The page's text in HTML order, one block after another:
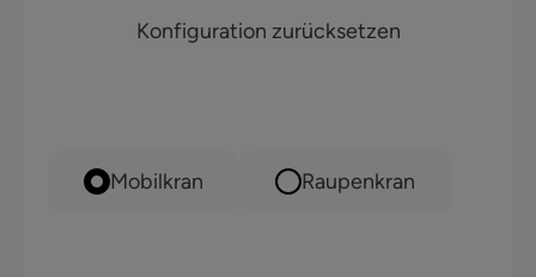
Konfiguration zurücksetzen
Mobilkran Raupenkran